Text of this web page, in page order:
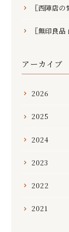
〖西陣店
〖無印良
アーカイブ
2026
2025
2024
2023
2022
2021